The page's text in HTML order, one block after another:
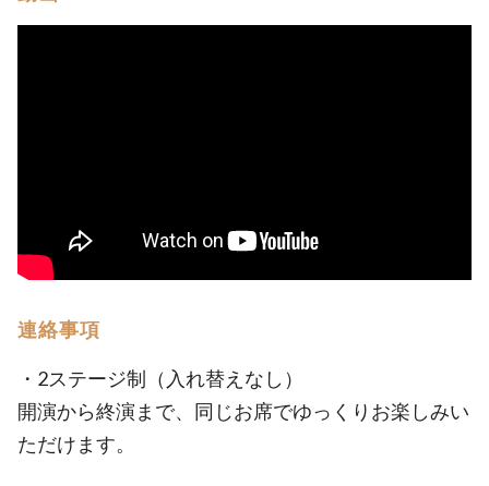
連絡事項
・2ステージ制（入れ替えなし）
開演から終演まで、同じお席でゆっくりお楽しみい
ただけます。